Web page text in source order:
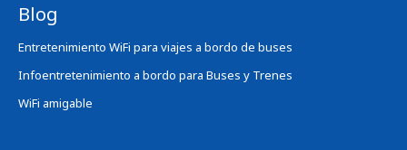
Blog
Entretenimiento WiFi para viajes a bordo de buses
Infoentretenimiento a bordo para Buses y Trenes
WiFi amigable